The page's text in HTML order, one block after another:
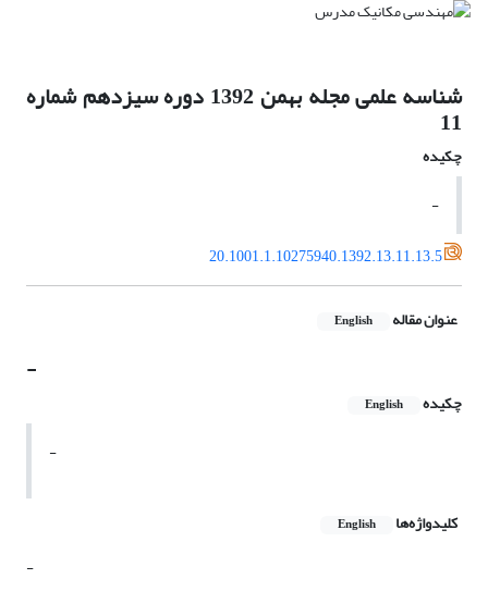
شناسه علمی مجله بهمن 1392 دوره سیزدهم شماره
11
چکیده
-
20.1001.1.10275940.1392.13.11.13.5
عنوان مقاله English
-
چکیده English
-
کلیدواژه‌ها English
-